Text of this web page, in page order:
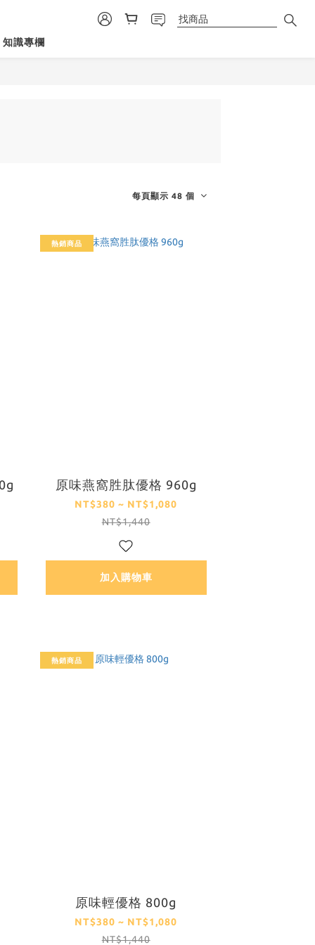
知識專欄
每頁顯示 48 個
熱銷商品
原味燕窩胜肽優格 960g
NT$380 ~ NT$1,080
NT$1,440
加入購物車
熱銷商品
原味輕優格 800g
NT$380 ~ NT$1,080
NT$1,440